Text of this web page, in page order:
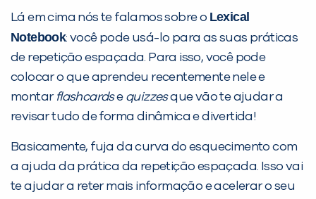
Lá em cima nós te falamos sobre o Lexical
Notebook: você pode usá-lo para as suas práticas
de repetição espaçada. Para isso, você pode
colocar o que aprendeu recentemente nele e
montar flashcardse quizzesque vão te ajudar a
revisar tudo de forma dinâmica e divertida!
Basicamente, fuja da curva do esquecimento com
a ajuda da prática da repetição espaçada. Isso vai
te ajudar a reter mais informação e acelerar o seu